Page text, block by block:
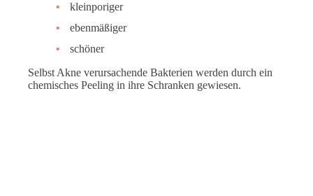
kleinporiger
ebenmäßiger
schöner
Selbst Akne verursachende Bakterien werden durch ein
chemisches Peeling in ihre Schranken gewiesen.